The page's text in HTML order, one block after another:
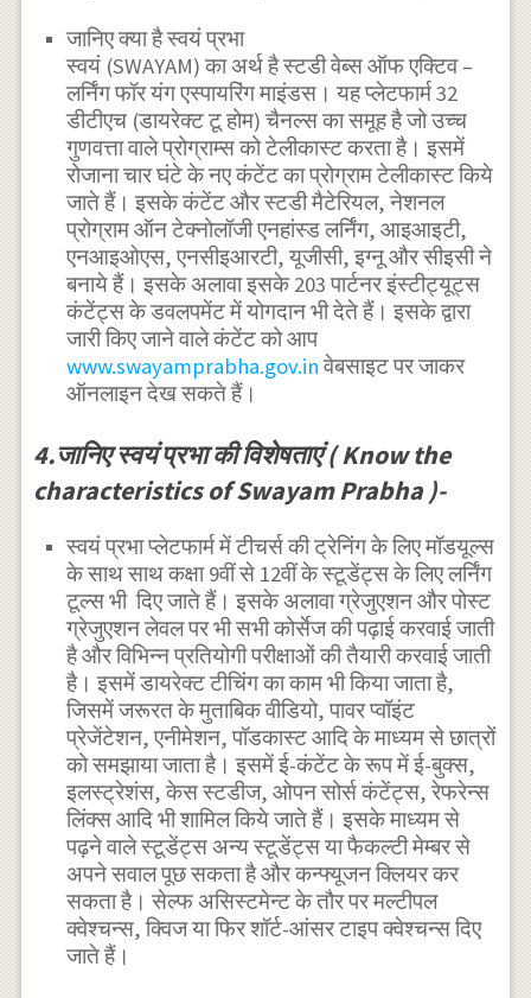
जानिए क्या है स्वयं प्रभा
स्वयं (SWAYAM) का अर्थ है स्टडी वेब्स ऑफ एक्टिव –
लर्निंग फॉर यंग एस्पायरिंग माइंडस। यह प्लेटफार्म 32
डीटीएच (डायरेक्ट टू होम) चैनल्स का समूह है जो उच्च
गुणवत्ता वाले प्रोग्राम्स को टेलीकास्ट करता है। इसमें
रोजाना चार घंटे के नए कंटेंट का प्रोग्राम टेलीकास्ट किये
जाते हैं। इसके कंटेंट और स्टडी मैटेरियल, नेशनल
प्रोग्राम ऑन टेक्नोलॉजी एनहांस्ड लर्निंग, आइआइटी,
एनआइओएस, एनसीइआरटी, यूजीसी, इग्नू और सीइसी ने
बनाये हैं। इसके अलावा इसके 203 पार्टनर इंस्टीट्यूट्स
कंटेंट्स के डवलपमेंट में योगदान भी देते हैं। इसके द्वारा
जारी किए जाने वाले कंटेंट को आप
www.swayamprabha.gov.in वेबसाइट पर जाकर
ऑनलाइन देख सकते हैं।
4.जानिए स्वयं प्रभा की विशेषताएं ( Know the
characteristics of Swayam Prabha )-
स्वयं प्रभा प्लेटफार्म में टीचर्स की ट्रेनिंग के लिए मॉडयूल्स
के साथ साथ कक्षा 9वीं से 12वीं के स्टूडेंट्स के लिए लर्निंग
टूल्स भी दिए जाते हैं। इसके अलावा ग्रेजुएशन और पोस्ट
ग्रेजुएशन लेवल पर भी सभी कोर्सेज की पढ़ाई करवाई जाती
है और विभिन्न प्रतियोगी परीक्षाओं की तैयारी करवाई जाती
है। इसमें डायरेक्ट टीचिंग का काम भी किया जाता है,
जिसमें जरूरत के मुताबिक वीडियो, पावर प्वॉइंट
प्रेजेंटेशन, एनीमेशन, पॉडकास्ट आदि के माध्यम से छात्रों
को समझाया जाता है। इसमें ई-कंटेंट के रूप में ई-बुक्स,
इलस्ट्रेशंस, केस स्टडीज, ओपन सोर्स कंटेंट्स, रेफरेन्स
लिंक्स आदि भी शामिल किये जाते हैं। इसके माध्यम से
पढ़ने वाले स्टूडेंट्स अन्य स्टूडेंट्स या फैकल्टी मेम्बर से
अपने सवाल पूछ सकता है और कन्फ्यूजन क्लियर कर
सकता है। सेल्फ असिस्टमेन्ट के तौर पर मल्टीपल
क्वेश्चन्स, क्विज या फिर शॉर्ट-आंसर टाइप क्वेश्चन्स दिए
जाते हैं।